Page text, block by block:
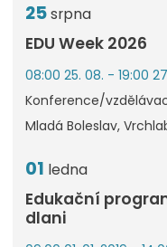
25srpna
EDU Week 2026
08:00 25. 08. - 19:00
Konference/
Mladá Boleslav,
01 ledna
Edukační
dlani